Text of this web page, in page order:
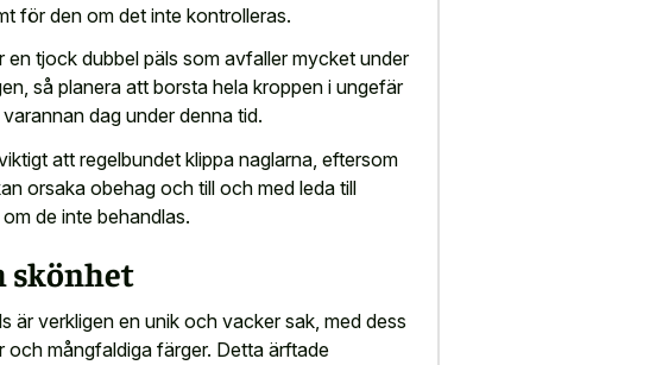
för den om det inte kontrolleras.
en tjock dubbel päls som avfaller mycket under
så planera att borsta hela kroppen i ungefär
dag under denna tid.
att regelbundet klippa naglarna, eftersom
orsaka obehag och till och med leda till
de inte behandlas.
skönhet
är verkligen en unik och vacker sak, med dess
och mångfaldiga färger. Detta ärftade